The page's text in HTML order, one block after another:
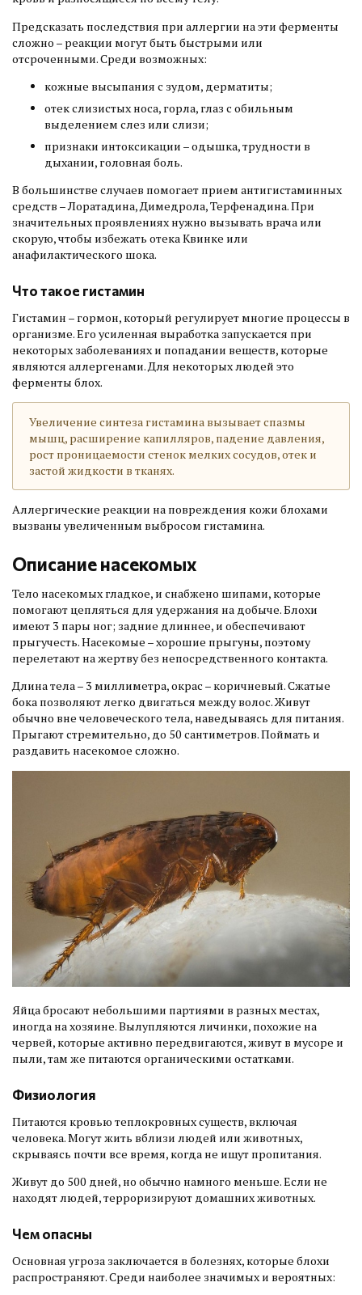
Предсказать последствия при аллергии на эти ферменты
сложно – реакции могут быть быстрыми или
отсроченными. Среди возможных:
кожные высыпания с зудом, дерматиты;
отек слизистых носа, горла, глаз с обильным
выделением слез или слизи;
признаки интоксикации – одышка, трудности в
дыхании, головная боль.
В большинстве случаев помогает прием антигистаминных
средств – Лоратадина, Димедрола, Терфенадина. При
значительных проявлениях нужно вызывать врача или
скорую, чтобы избежать отека Квинке или
анафилактического шока.
Что такое гистамин
Гистамин – гормон, который регулирует многие процессы в
организме. Его усиленная выработка запускается при
некоторых заболеваниях и попадании веществ, которые
являются аллергенами. Для некоторых людей это
ферменты блох.
Увеличение синтеза гистамина вызывает спазмы
мышц, расширение капилляров, падение давления,
рост проницаемости стенок мелких сосудов, отек и
застой жидкости в тканях.
Аллергические реакции на повреждения кожи блохами
вызваны увеличенным выбросом гистамина.
Описание насекомых
Тело насекомых гладкое, и снабжено шипами, которые
помогают цепляться для удержания на добыче. Блохи
имеют 3 пары ног; задние длиннее, и обеспечивают
прыгучесть. Насекомые – хорошие прыгуны, поэтому
перелетают на жертву без непосредственного контакта.
Длина тела – 3 миллиметра, окрас – коричневый. Сжатые
бока позволяют легко двигаться между волос. Живут
обычно вне человеческого тела, наведываясь для питания.
Прыгают стремительно, до 50 сантиметров. Поймать и
раздавить насекомое сложно.
Яйца бросают небольшими партиями в разных местах,
иногда на хозяине. Вылупляются личинки, похожие на
червей, которые активно передвигаются, живут в мусоре и
пыли, там же питаются органическими остатками.
Физиология
Питаются кровью теплокровных существ, включая
человека. Могут жить вблизи людей или животных,
скрываясь почти все время, когда не ищут пропитания.
Живут до 500 дней, но обычно намного меньше. Если не
находят людей, терроризируют домашних животных.
Чем опасны
Основная угроза заключается в болезнях, которые блохи
распространяют. Среди наиболее значимых и вероятных: